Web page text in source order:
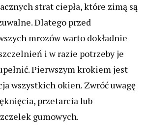
strat ciepła, które zimą są
Dlatego przed
mrozów warto dokładnie
i w razie potrzeby je
Pierwszym krokiem jest
wszystkich okien. Zwróć uwagę
przetarcia lub
gumowych.